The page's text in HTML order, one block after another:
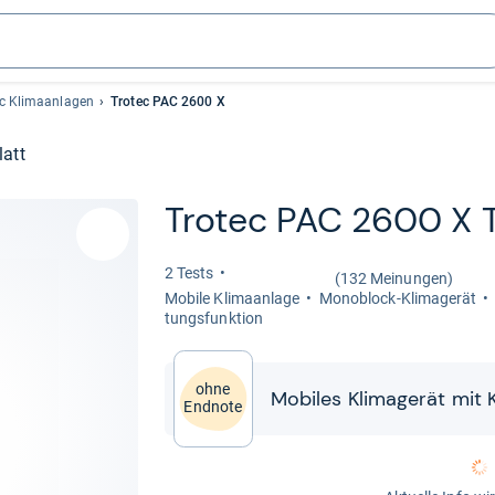
Klimaanlagen Trotec PAC 2600 X
Tro­tec PAC 2600 X
2 Tests
(132 Meinungen)
Mobile Kli­ma­an­lage
Mono­block-​Kli­ma­ge­rät
tungs­funk­tion
ohne
Endnote
Mobi­les Kli­ma­ge­rät mit